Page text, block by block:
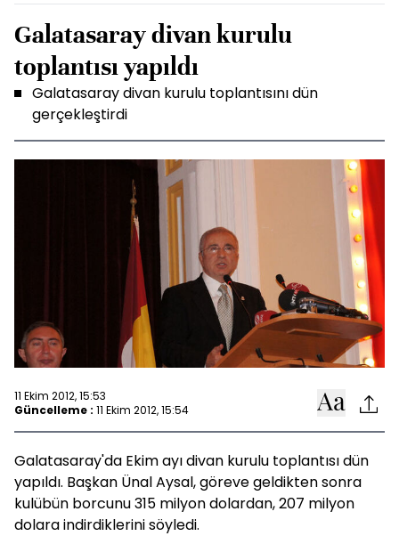
Galatasaray divan kurulu
toplantısı yapıldı
Galatasaray divan kurulu toplantısını dün
gerçekleştirdi
11 Ekim 2012, 15:53
Güncelleme : 11 Ekim 2012, 15:54
Galatasaray'da Ekim ayı divan kurulu toplantısı dün
yapıldı. Başkan Ünal Aysal, göreve geldikten sonra
kulübün borcunu 315 milyon dolardan, 207 milyon
dolara indirdiklerini söyledi.